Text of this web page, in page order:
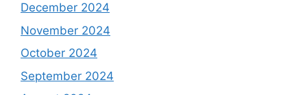
December 2024
November 2024
October 2024
September 2024